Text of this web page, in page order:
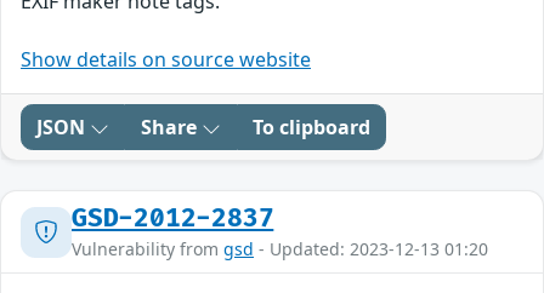
Show details on source website
JSON Share To clipboard
GSD-2012-2837
Vulnerability from gsd - Updated: 2023-12-13 01:20